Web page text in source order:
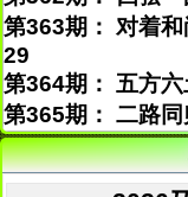
第363期： 对着
29
第364期： 五方
第365期： 二路